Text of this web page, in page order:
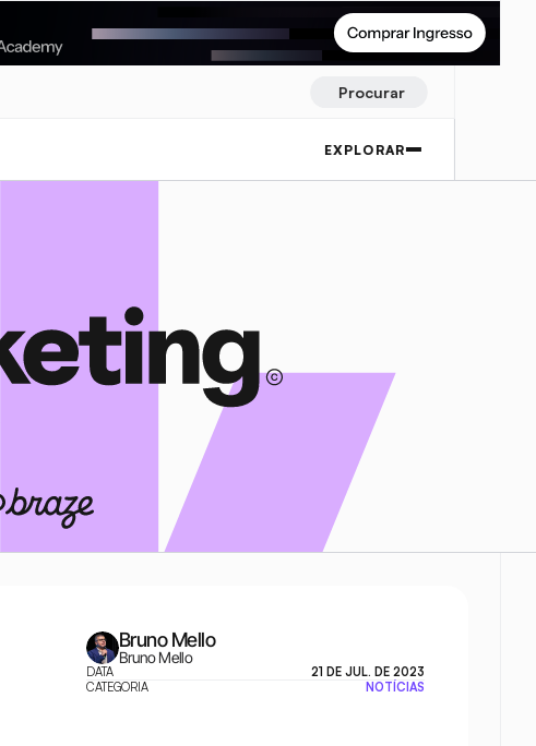
Procurar
EXPLORAR
Bruno Mello
Bruno Mello
DATA
21 DE JUL. DE 2023
CATEGORIA
NOTÍCIAS